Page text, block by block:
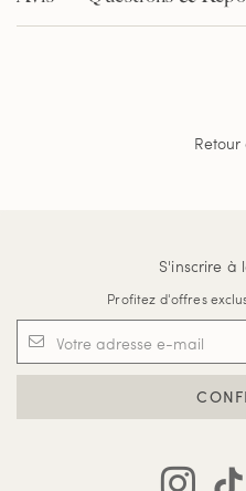
S'inscrire à
Profitez d'offres